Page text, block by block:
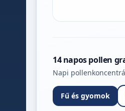
14 napos pollen
Napi
Fű és gyomok